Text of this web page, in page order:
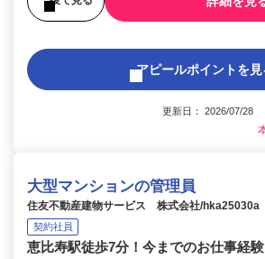
アピールポイントを見
更新日： 2026/07/28
大型マンションの管理員
住友不動産建物サービス 株式会社/hka25030a
契約社員
恵比寿駅徒歩7分！今までのお仕事経